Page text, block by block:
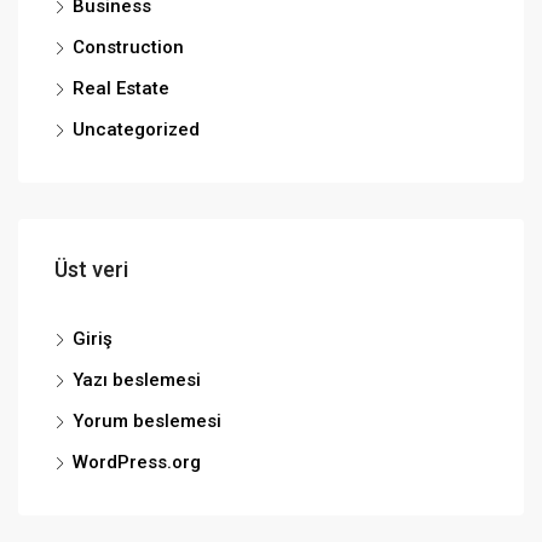
Business
Construction
Real Estate
Uncategorized
Üst veri
Giriş
Yazı beslemesi
Yorum beslemesi
WordPress.org